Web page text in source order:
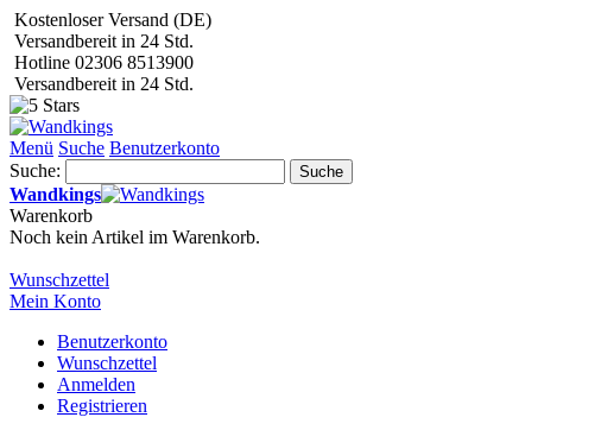
Kostenloser Versand (DE)
Versandbereit in 24 Std.
Hotline 02306 8513900
Versandbereit in 24 Std.
Menü Suche Benutzerkonto
Suche:
Suche
Wandkings
Warenkorb
Noch kein Artikel im Warenkorb.
Wunschzettel
Mein Konto
Benutzerkonto
Wunschzettel
Anmelden
Registrieren